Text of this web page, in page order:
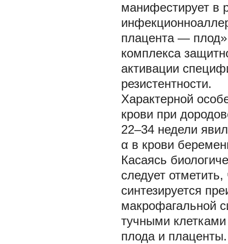
манифестирует в
плацента —
комплекса
активации
резистентности.
Характерной
крови при
22–34 недели
α в крови
Касаясь
следует
синтезируется
макрофагальной
тучными
плода и плаценты.